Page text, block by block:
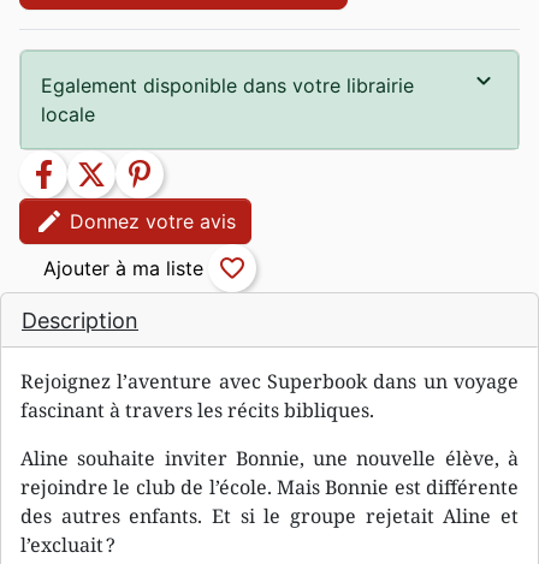
Description
Rejoignez l’aventure avec Superbook dans un voyage
fascinant à travers les récits bibliques.
Aline souhaite inviter Bonnie, une nouvelle élève, à
rejoindre le club de l’école. Mais Bonnie est différente
des autres enfants. Et si le groupe rejetait Aline et
l’excluait ?
Egalement disponible dans votre librairie
locale
facebook twitter
pinterest
edit Donnez votre avis
favorite_border